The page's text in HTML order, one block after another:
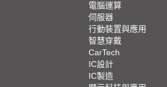
電腦運算
伺服器
行動裝置與應用
智慧穿戴
CarTech
IC設計
IC製造